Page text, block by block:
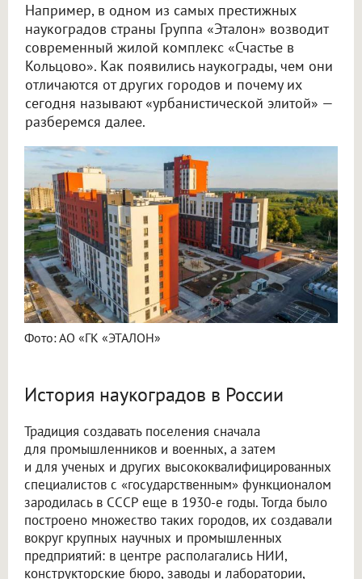
Например, в одном из самых престижных
наукоградов страны Группа «Эталон» возводит
современный жилой комплекс «Счастье в
Кольцово». Как появились наукограды, чем они
отличаются от других городов и почему их
сегодня называют «урбанистической элитой» —
разберемся далее.
Фото: АО «ГК «ЭТАЛОН»
История наукоградов в России
Традиция создавать поселения сначала
для промышленников и военных, а затем
и для ученых и других высококвалифицированных
специалистов с «государственным» функционалом
зародилась в СССР еще в 1930-е годы. Тогда было
построено множество таких городов, их создавали
вокруг крупных научных и промышленных
предприятий: в центре располагались НИИ,
конструкторские бюро, заводы и лаборатории,